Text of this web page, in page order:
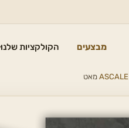
מבצעים הקולקציות שלנו
ASCALE